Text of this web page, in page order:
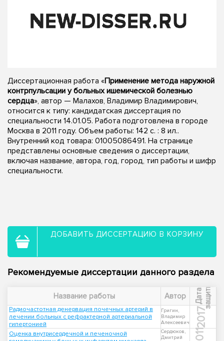
Диссертационная работа «Применение метода наружной
контрпульсации у больных ишемической болезнью
сердца», автор — Малахов, Владимир Владимирович,
относится к типу: кандидатская диссертация по
специальности 14.01.05. Работа подготовлена в городе
Москва в 2011 году. Объем работы: 142 с. : 8 ил..
Внутренний код товара: 01005086491. На странице
представлены основные сведения о диссертации,
включая название, автора, год, город, тип работы и шифр
специальности.
ДОБАВИТЬ ДИССЕРТАЦИЮ В КОРЗИНУ
Рекомендуемые диссертации данного раздела
Название работы Автор Д
а
т
а
з
а
щ
и
т ы
Радиочастотная денервация почечных артерий в
лечении больных с рефрактерной артериальной
гипертонией
Григин,
Владимир
Алексеевич
2017
Оценка внутрисердечной и печеночной
Сердюков,
Дмитрий